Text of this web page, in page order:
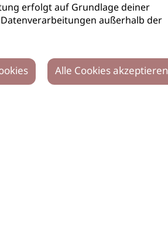
erfolgt auf Grundlage deiner
Datenverarbeitungen außerhalb der
Alle Cookies akzeptieren